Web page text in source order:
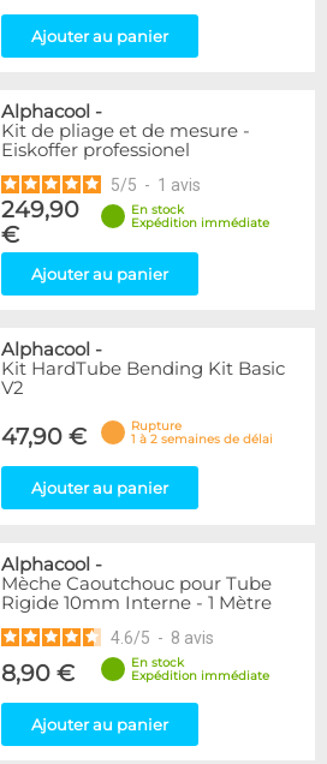
Ajouter au panier
Alphacool -
Kit de pliage et de mesure -
Eiskoffer professionel
5/5 - 1 avis
249,90
€
En stock
Expédition immédiate
Ajouter au panier
Alphacool -
Kit HardTube Bending Kit Basic
V2
47,90 €
Rupture
1 à 2 semaines de délai
Ajouter au panier
Alphacool -
Mèche Caoutchouc pour Tube
Rigide 10mm Interne - 1 Mètre
4.6/5 - 8 avis
8,90 €
En stock
Expédition immédiate
Ajouter au panier